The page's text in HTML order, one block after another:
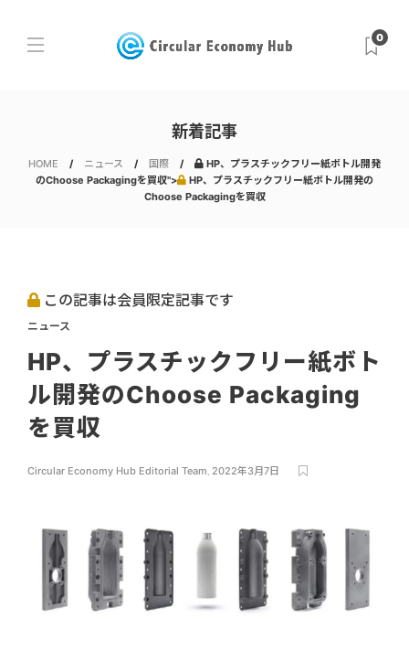
0
新着記事
HOME ニュース 国際
HP、プラスチックフリー紙ボトル開発
のChoose Packagingを買収">
HP、プラスチックフリー紙ボトル開発の
Choose Packagingを買収
この記事は会員限定記事です
ニュース
HP、プラスチックフリー紙ボト
ル開発のChoose Packaging
を買収
Circular Economy Hub Editorial Team, 2022年3月7日